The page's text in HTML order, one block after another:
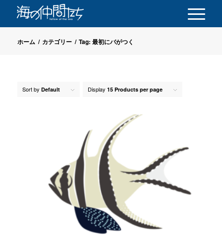
ホーム / カテゴリー / Tag: 最初にバがつく
Sort by Default Display 15 Products per page